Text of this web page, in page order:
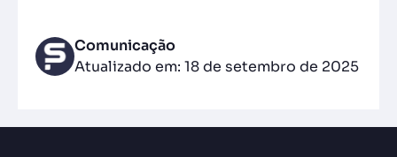
Comunicação
Atualizado em: 18 de setembro de 2025